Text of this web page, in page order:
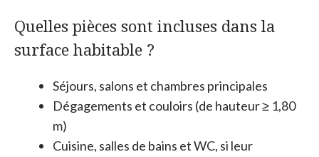
Quelles pièces sont incluses dans la
surface habitable ?
Séjours, salons et chambres principales
Dégagements et couloirs (de hauteur ≥ 1,80
m)
Cuisine, salles de bains et WC, si leur